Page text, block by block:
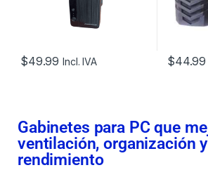
$49.99 Incl. IVA $44.99
Gabinetes para PC que
ventilación, organización y
rendimiento